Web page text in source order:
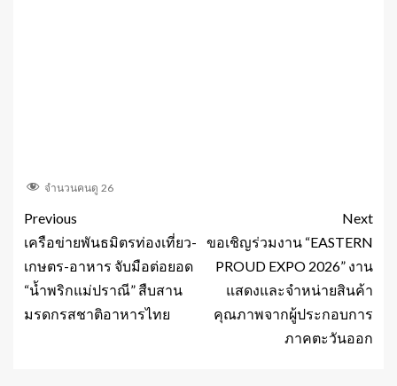
จำนวนคนดู 26
Previous
เครือข่ายพันธมิตรท่องเที่ยว-
เกษตร-อาหาร จับมือต่อยอด
“น้ำพริกแม่ปราณี” สืบสาน
มรดกรสชาติอาหารไทย
Next
ขอเชิญร่วมงาน “EASTERN
PROUD EXPO 2026” งาน
แสดงและจำหน่ายสินค้า
คุณภาพจากผู้ประกอบการ
ภาคตะวันออก